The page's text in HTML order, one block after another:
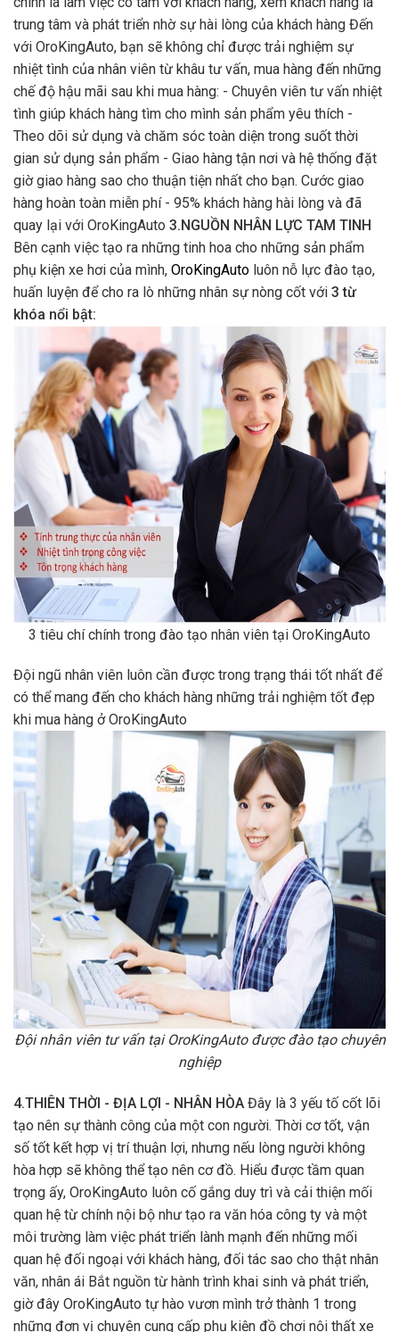
trung tâm và phát triển nhờ sự hài lòng của khách hàng Đến
với OroKingAuto, bạn sẽ không chỉ được trải nghiệm sự
nhiệt tình của nhân viên từ khâu tư vấn, mua hàng đến những
chế độ hậu mãi sau khi mua hàng: - Chuyên viên tư vấn nhiệt
tình giúp khách hàng tìm cho mình sản phẩm yêu thích -
Theo dõi sử dụng và chăm sóc toàn diện trong suốt thời
gian sử dụng sản phẩm - Giao hàng tận nơi và hệ thống đặt
giờ giao hàng sao cho thuận tiện nhất cho bạn. Cước giao
hàng hoàn toàn miễn phí - 95% khách hàng hài lòng và đã
quay lại với OroKingAuto 3.NGUỒN NHÂN LỰC TAM TINH
Bên cạnh việc tạo ra những tinh hoa cho những sản phẩm
phụ kiện xe hơi của mình, OroKingAuto luôn nỗ lực đào tạo,
huấn luyện để cho ra lò những nhân sự nòng cốt với 3 từ
khóa nổi bật:
3 tiêu chí chính trong đào tạo nhân viên tại OroKingAuto
Đội ngũ nhân viên luôn cần được trong trạng thái tốt nhất để
có thể mang đến cho khách hàng những trải nghiệm tốt đẹp
khi mua hàng ở OroKingAuto
Đội nhân viên tư vấn tại OroKingAuto được đào tạo chuyên
nghiệp
4.THIÊN THỜI - ĐỊA LỢI - NHÂN HÒA Đây là 3 yếu tố cốt lõi
tạo nên sự thành công của một con người. Thời cơ tốt, vận
số tốt kết hợp vị trí thuận lợi, nhưng nếu lòng người không
hòa hợp sẽ không thể tạo nên cơ đồ. Hiểu được tầm quan
trọng ấy, OroKingAuto luôn cố gắng duy trì và cải thiện mối
quan hệ từ chính nội bộ như tạo ra văn hóa công ty và một
môi trường làm việc phát triển lành mạnh đến những mối
quan hệ đối ngoại với khách hàng, đối tác sao cho thật nhân
văn, nhân ái Bắt nguồn từ hành trình khai sinh và phát triển,
giờ đây OroKingAuto tự hào vươn mình trở thành 1 trong
những đơn vị chuyên cung cấp phụ kiện đồ chơi nội thất xe